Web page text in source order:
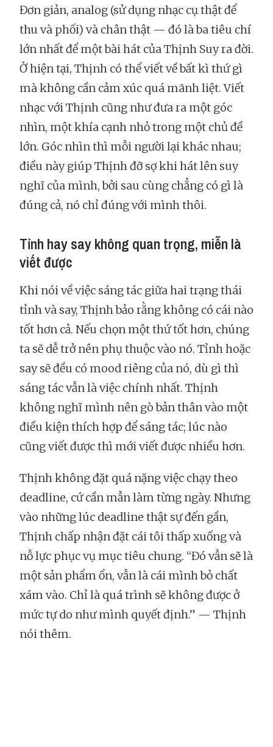
Đơn giản, analog (sử dụng nhạc cụ thật để
thu và phối) và chân thật — đó là ba tiêu chí
lớn nhất để một bài hát của Thịnh Suy ra đời.
Ở hiện tại, Thịnh có thể viết về bất kì thứ gì
mà không cần cảm xúc quá mãnh liệt. Viết
nhạc với Thịnh cũng như đưa ra một góc
nhìn, một khía cạnh nhỏ trong một chủ đề
lớn. Góc nhìn thì mỗi người lại khác nhau;
điều này giúp Thịnh đỡ sợ khi hát lên suy
nghĩ của mình, bởi sau cùng chẳng có gì là
đúng cả, nó chỉ đúng với mình thôi.
Tỉnh hay say không quan trọng, miễn là
viết được
Khi nói về việc sáng tác giữa hai trạng thái
tỉnh và say, Thịnh bảo rằng không có cái nào
tốt hơn cả. Nếu chọn một thứ tốt hơn, chúng
ta sẽ dễ trở nên phụ thuộc vào nó. Tỉnh hoặc
say sẽ đều có mood riêng của nó, dù gì thì
sáng tác vẫn là việc chính nhất. Thịnh
không nghĩ mình nên gò bản thân vào một
điều kiện thích hợp để sáng tác; lúc nào
cũng viết được thì mới viết được nhiều hơn.
Thịnh không đặt quá nặng việc chạy theo
deadline, cứ cần mẫn làm từng ngày. Nhưng
vào những lúc deadline thật sự đến gần,
Thịnh chấp nhận đặt cái tôi thấp xuống và
nỗ lực phục vụ mục tiêu chung. “Đó vẫn sẽ là
một sản phẩm ổn, vẫn là cái mình bỏ chất
xám vào. Chỉ là quá trình sẽ không được ở
mức tự do như mình quyết định.” — Thịnh
nói thêm.